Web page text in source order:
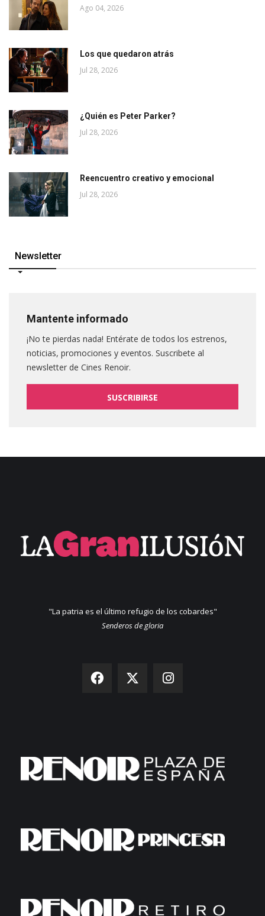
Ago 04, 2026
Los que quedaron atrás
Jul 28, 2026
¿Quién es Peter Parker?
Jul 28, 2026
Reencuentro creativo y emocional
Jul 28, 2026
Newsletter
Mantente informado
¡No te pierdas nada! Entérate de todos los estrenos,
noticias, promociones y eventos. Suscribete al
newsletter de Cines Renoir.
SUSCRIBIRSE
"La patria es el último refugio de los cobardes"
Senderos de gloria